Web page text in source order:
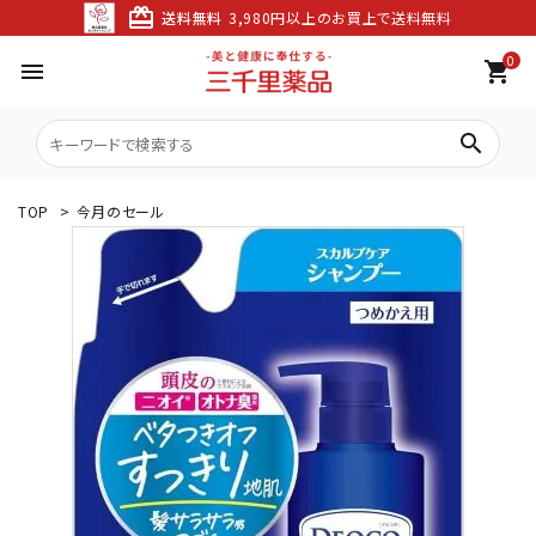
card_giftcard 送料無料 3,980円以上のお買上で送料無料
menu 0
shopping_cart
search
TOP > 今月のセール